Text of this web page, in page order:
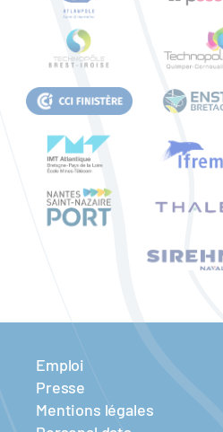
Emploi
Presse
Mentions légales